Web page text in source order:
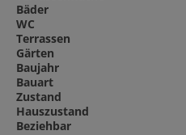
Bäder
WC
Terrassen
Gärten
Baujahr
Bauart
Zustand
Hauszustand
Beziehbar